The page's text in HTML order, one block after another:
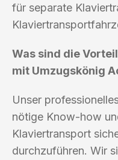
für separate
Was sind die
mit Umzugskönig
Unser
nötige Know-how
Klaviertransport
durchzuführen. Wir